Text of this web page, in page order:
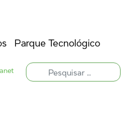
Parque Tecnológico